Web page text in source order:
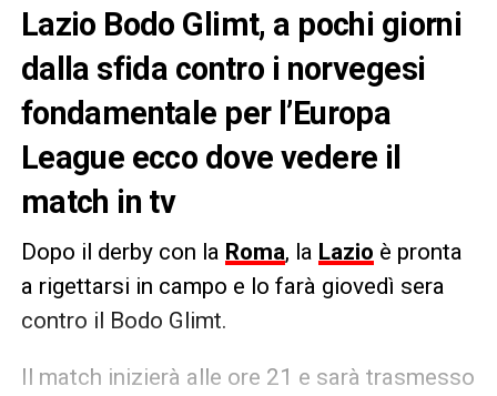
Lazio Bodo Glimt, a pochi giorni
dalla sfida contro i norvegesi
fondamentale per l’Europa
League ecco dove vedere il
match in tv
Dopo il derby con la Roma, la Lazio è pronta
a rigettarsi in campo e lo farà giovedì sera
contro il Bodo Glimt.
Il match inizierà alle ore 21 e sarà trasmesso